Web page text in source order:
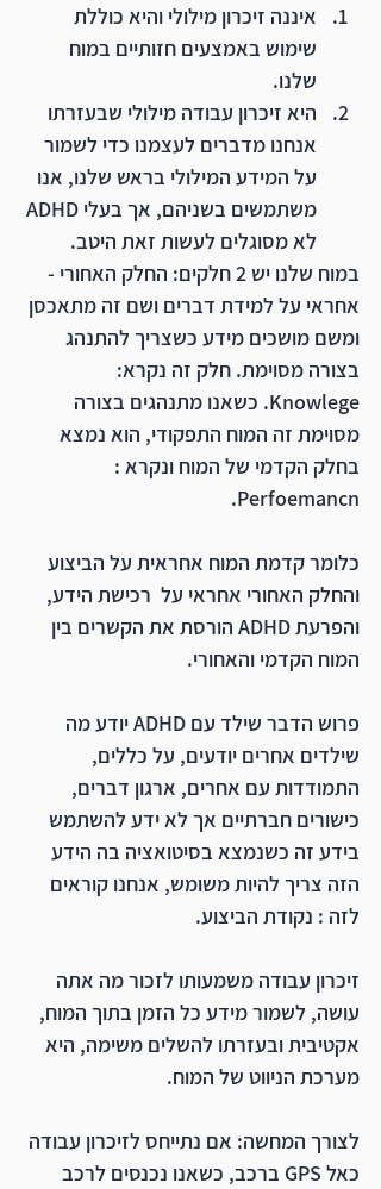
איננה זיכרון מילולי והיא כוללת
שימוש באמצעים חזותיים במוח
שלנו.
היא זיכרון עבודה מילולי שבעזרתו
אנחנו מדברים לעצמנו כדי לשמור
על המידע המילולי בראש שלנו, אנו
לא מסוגלים לעשות זאת היטב.
במוח שלנו יש 2 חלקים: החלק האחורי -
אחראי על למידת דברים ושם זה מתאכסן
ומשם מושכים מידע כשצריך להתנהג
בצורה מסוימת. חלק זה נקרא:
Knowlege. כשאנו מתנהגים בצורה
מסוימת זה המוח התפקודי, הוא נמצא
בחלק הקדמי של המוח ונקרא :
Perfoemancn.
כלומר קדמת המוח אחראית על הביצוע
והחלק האחורי אחראי על  רכישת הידע,
והפרעת ADHD הורסת את הקשרים בין
המוח הקדמי והאחורי.
פרוש הדבר שילד עם ADHD יודע מה
שילדים אחרים יודעים, על כללים,
התמודדות עם אחרים, ארגון דברים,
כישורים חברתיים אך לא ידע להשתמש
בידע זה כשנמצא בסיטואציה בה הידע
הזה צריך להיות משומש, אנחנו קוראים
לזה : נקודת הביצוע.
זיכרון עבודה משמעותו לזכור מה אתה
עושה, לשמור מידע כל הזמן בתוך המוח,
אקטיבית ובעזרתו להשלים משימה, היא
מערכת הניווט של המוח.
לצורך המחשה: אם נתייחס לזיכרון עבודה
כאל GPS ברכב, כשאנו נכנסים לרכב